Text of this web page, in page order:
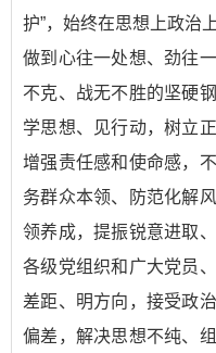
护”，始终在思想上政治
做到心往一处想、劲往
不克、战无不胜的坚硬
学思想、见行动，树立
增强责任感和使命感，
务群众本领、防范化解
领养成，提振锐意进取
各级党组织和广大党员
差距、明方向，接受政
偏差，解决思想不纯、